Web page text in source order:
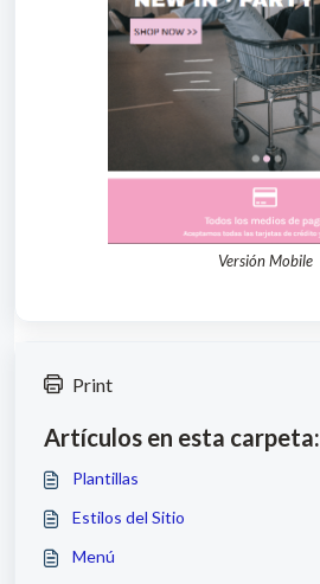
Versión Mobile
Print
Artículos en esta carpeta:
Plantillas
Estilos del Sitio
Menú